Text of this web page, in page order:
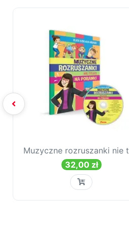
32,00 zł